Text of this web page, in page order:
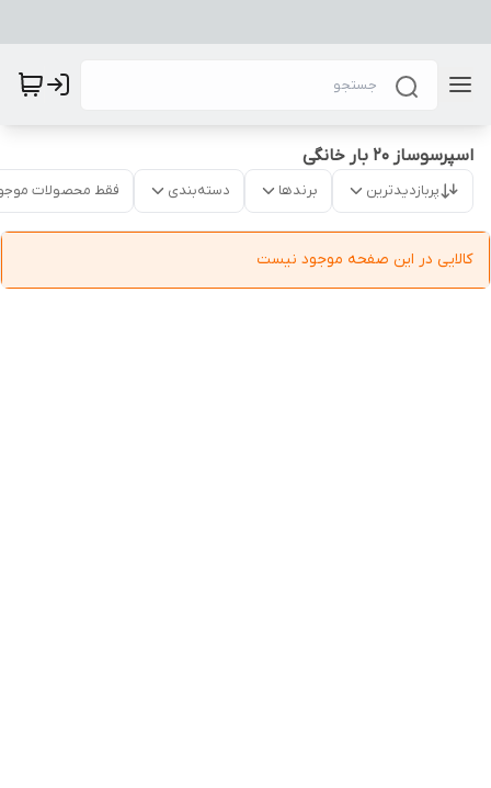
اسپرسوساز ۲۰ بار خانگی
پربازدیدترین برندها دسته‌بندی فقط محصولات
کالایی در این صفحه موجود نیست